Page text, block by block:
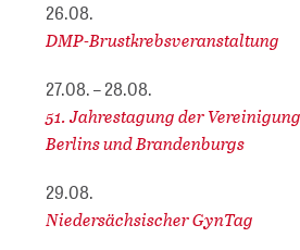
26.08.
DMP-Brustkrebsveranstaltung
27.08. – 28.08.
51. Jahrestagung der
Berlins und Brandenburgs
29.08.
Niedersächsischer GynTag